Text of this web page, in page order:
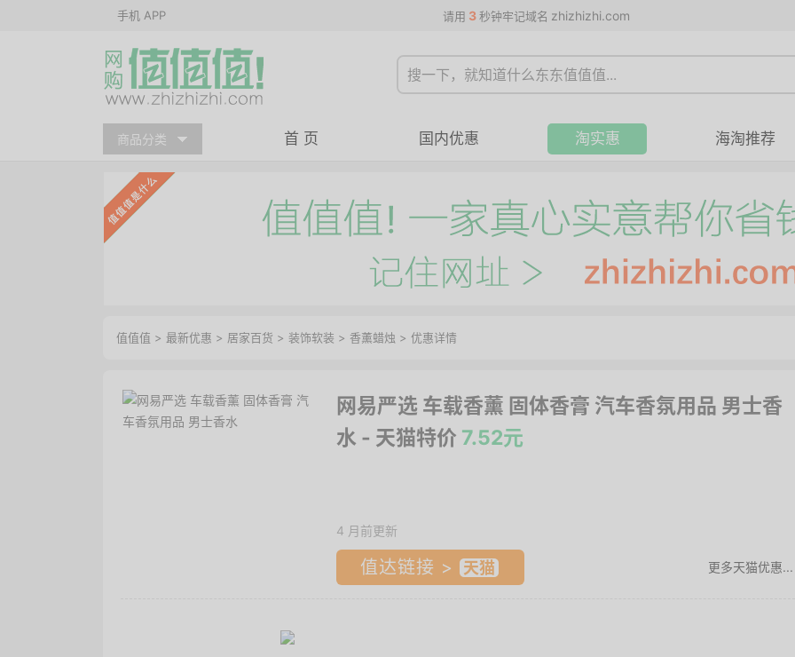
手机 APP 请用 3 秒钟牢记域名 zhizhizhi.com
商品分类 首 页 国内优惠 淘实惠 海淘推荐
值值值 > 最新优惠 > 居家百货 > 装饰软装 > 香薰蜡烛 > 优惠详情
网易严选 车载香薰 固体香膏 汽车香氛用品 男士香
水 - 天猫特价 7.52元
4 月前更新
值达链接 > 更多天猫优惠...